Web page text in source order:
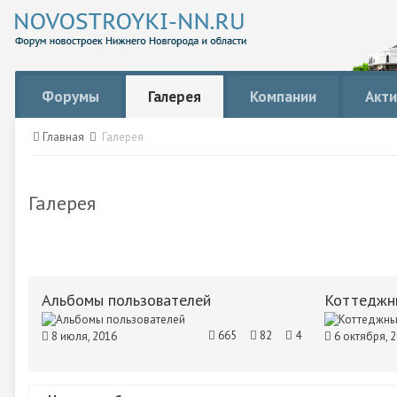
Форумы Галерея Компании
Главная Галерея
Галерея
Альбомы пользователей
8 июля, 2016 4
82
665 6 октября,